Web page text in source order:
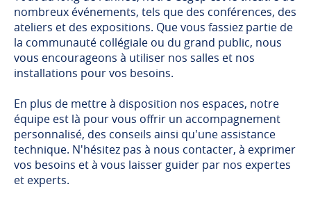
nombreux événements, tels que des conférences, des
ateliers et des expositions. Que vous fassiez partie de
la communauté collégiale ou du grand public, nous
vous encourageons à utiliser nos salles et nos
installations pour vos besoins.
En plus de mettre à disposition nos espaces, notre
équipe est là pour vous offrir un accompagnement
personnalisé, des conseils ainsi qu'une assistance
technique. N'hésitez pas à nous contacter, à exprimer
vos besoins et à vous laisser guider par nos expertes
et experts.